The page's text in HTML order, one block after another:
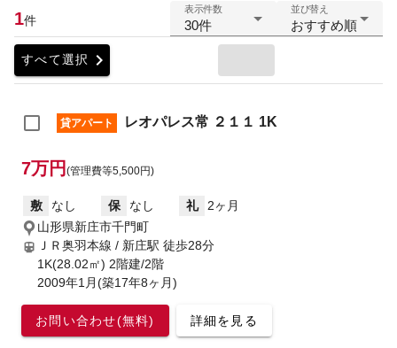
1件
表示件数
30件
並び替え
おすすめ順
すべて選択 chevron_right
貸アパート レオパレス常 ２１１ 1K
7万円 (管理費等5,500円)
敷 なし 保 なし 礼
2ヶ月
山形県新庄市千門町
ＪＲ奥羽本線 / 新庄駅 徒歩28分
1K(28.02㎡) 2階建/2階
2009年1月(築17年8ヶ月)
お問い合わせ(無料) 詳細を見る